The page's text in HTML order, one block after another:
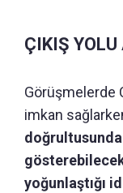
ÇIKIŞ
Görüşmelerde
imkan
yoğunlaştığı